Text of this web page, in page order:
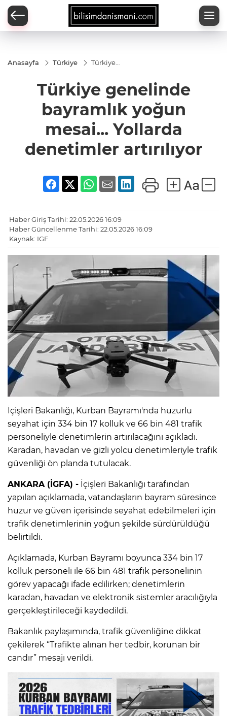
Anasayfa Türkiye
Türkiye
yoğun
mesai...
Yollarda
denetimler
Türkiye genelinde
bayramlık yoğun
mesai... Yollarda
denetimler artırılıyor
Haber Giriş Tarihi: 22.05.2026 16:09
Haber Güncellenme Tarihi: 22.05.2026 16:09
Kaynak: IGF
İçişleri Bakanlığı, Kurban Bayramı'nda huzurlu
seyahat için 334 bin 17 kolluk ve 66 bin 481 trafik
personeliyle denetimlerin artırılacağını açıkladı.
Karadan, havadan ve gizli yolcu denetimleriyle trafik
güvenliği ön planda tutulacak.
ANKARA (İGFA) - İçişleri Bakanlığı tarafından
yapılan açıklamada, vatandaşların bayram süresince
huzur ve güven içerisinde seyahat edebilmeleri için
trafik denetimlerinin yoğun şekilde sürdürüldüğü
belirtildi.
Açıklamada, Kurban Bayramı boyunca 334 bin 17
kolluk personeli ile 66 bin 481 trafik personelinin
görev yapacağı ifade edilirken; denetimlerin
karadan, havadan ve elektronik sistemler aracılığıyla
gerçekleştirileceği kaydedildi.
Bakanlık paylaşımında, trafik güvenliğine dikkat
çekilerek “Trafikte alınan her tedbir, korunan bir
candır” mesajı verildi.